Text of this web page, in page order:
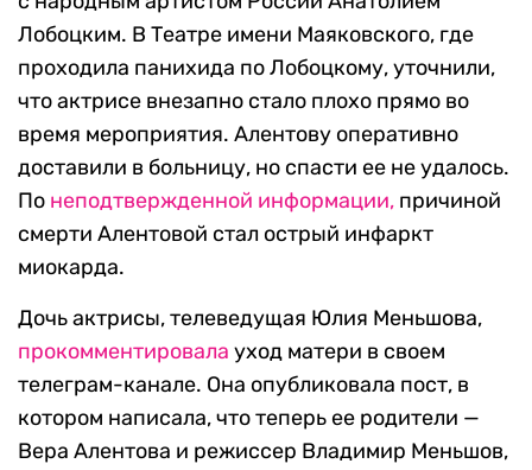
Лобоцким. В Театре имени Маяковского, где
проходила панихида по Лобоцкому, уточнили,
что актрисе внезапно стало плохо прямо во
время мероприятия. Алентову оперативно
доставили в больницу, но спасти ее не удалось.
По неподтвержденной информации, причиной
смерти Алентовой стал острый инфаркт
миокарда.
Дочь актрисы, телеведущая Юлия Меньшова,
прокомментировала уход матери в своем
телеграм-канале. Она опубликовала пост, в
котором написала, что теперь ее родители —
Вера Алентова и режиссер Владимир Меньшов,